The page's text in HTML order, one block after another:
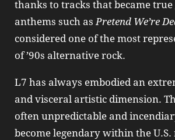
thanks to tracks that became
anthems such asPretend We’re
considered one of the most
of ’90s alternative rock.
L7 has always embodied an
and visceral artistic dimension.
often unpredictable and
become legendary within the U.S.